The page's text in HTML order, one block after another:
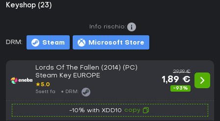
Keyshop (23)
DRM: Steam Microsoft Store
Info rischio:
Lords Of The Fallen (2014) (PC)
Steam Key EUROPE
★5.0
5sett fa DRM:
29,99 €
1,89 €
-93%
-10% with XDD10 copy